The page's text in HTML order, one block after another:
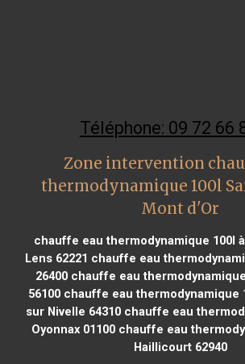
Téléphone: 09 72 66
Zone intervention
thermodynamique 100l
Mont d'Or
chauffe eau thermodynamique 100l
Lens 62221 chauffe eau
26400chauffe eau
56100chauffe eau thermodynamique
sur Nivelle 64310chauffe eau
Oyonnax 01100chauffe eau
Haillicourt 62940